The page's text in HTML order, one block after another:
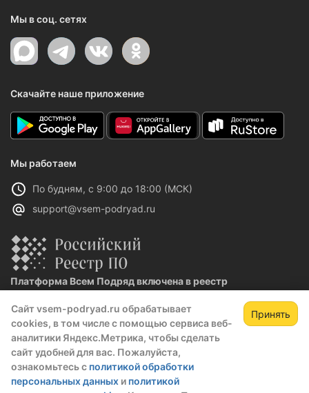
Сайт vsem-podryad.ru обрабатывает
cookies, в том числе с помощью сервиса веб-
аналитики Яндекс.Метрика, чтобы сделать
сайт удобней для вас. Пожалуйста,
ознакомьтесь с политикой обработки
персональных данных и политикой
Принять
Мы в соц. сетях
Скачайте наше приложение
Мы работаем
По будням, с 9:00 до 18:00 (МСК)
support@vsem-podryad.ru
Платформа Всем Подряд включена в реестр
Реестровая запись №32021 от 06.02.2026
Политика конфиденциальности
О компании